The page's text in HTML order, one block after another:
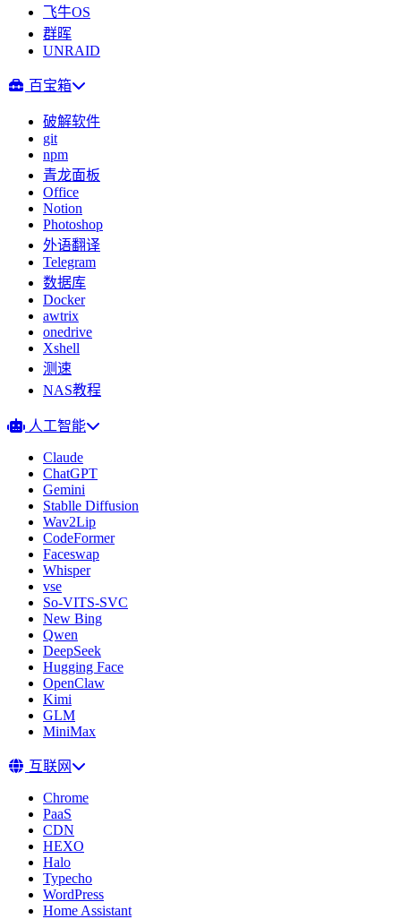
飞牛OS
群晖
UNRAID
百宝箱
破解软件
git
npm
青龙面板
Office
Notion
Photoshop
外语翻译
Telegram
数据库
Docker
awtrix
onedrive
Xshell
测速
NAS教程
人工智能
Claude
ChatGPT
Gemini
Stablle Diffusion
Wav2Lip
CodeFormer
Faceswap
Whisper
vse
So-VITS-SVC
New Bing
Qwen
DeepSeek
Hugging Face
OpenClaw
Kimi
GLM
MiniMax
互联网
Chrome
PaaS
CDN
HEXO
Halo
Typecho
WordPress
Home Assistant